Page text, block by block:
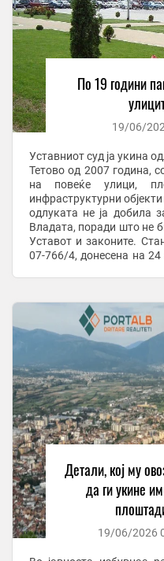
По 19 години
19/06/
Уставниот суд ја укина
Тетово од 2007 година,
на повеќе улици,
инфраструктурни
одлуката не ја добила
Владата, поради што не
Уставот и законите. Станува збор за одлуката со број
07-766/4, донесена на 24
Детали, кој му
да ги укине
19/06/2026